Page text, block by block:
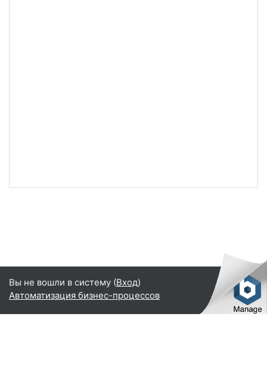
Вы не вошли в систему (Вход)
Автоматизация бизнес-процессов
Русский ‎(ru)‎